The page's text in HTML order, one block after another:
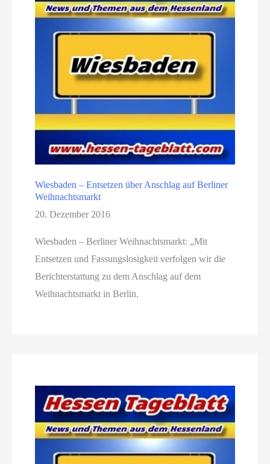
Wiesbaden – Entsetzen über Anschlag auf Berliner
Weihnachtsmarkt
20. Dezember 2016
Wiesbaden – Berliner Weihnachtsmarkt: „Mit
Entsetzen und Fassungslosigkeit verfolgen wir die
Berichterstattung zu dem Anschlag auf dem
Weihnachtsmarkt in Berlin.